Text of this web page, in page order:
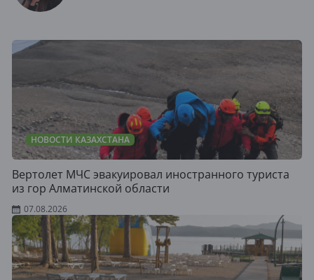
НОВОСТИ КАЗАХСТАНА
Вертолет МЧС эвакуировал иностранного туриста
из гор Алматинской области
07.08.2026